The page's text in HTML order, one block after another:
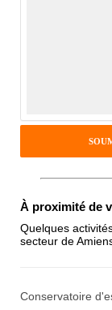
Antispam -
chiffres) :
À proximité de
Quelques
secteur de
Conservatoire